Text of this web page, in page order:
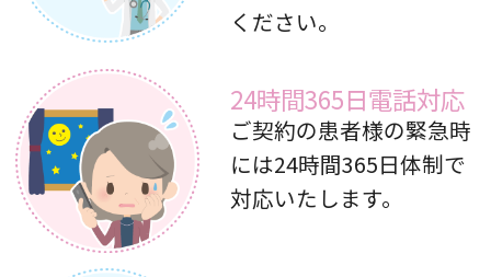
なお、新型コロナウイルスワクチンを接種さ
れてから2週間はインフルエンザワクチン予防
接種は受けられませんのでご注意ください。
ご不明点等ございましたら、当院までお問合
せください。
03-6915-2011
ワクチンの予約につきまして
ください。
24時間365日電話対応
ご契約の患者様の緊急時
には24時間365日体制で
対応いたします。